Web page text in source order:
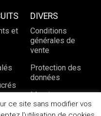
et
DIVERS
Conditions
générales de
vente
Protection des
données
Mentions
légales
ce site sans modifier vos